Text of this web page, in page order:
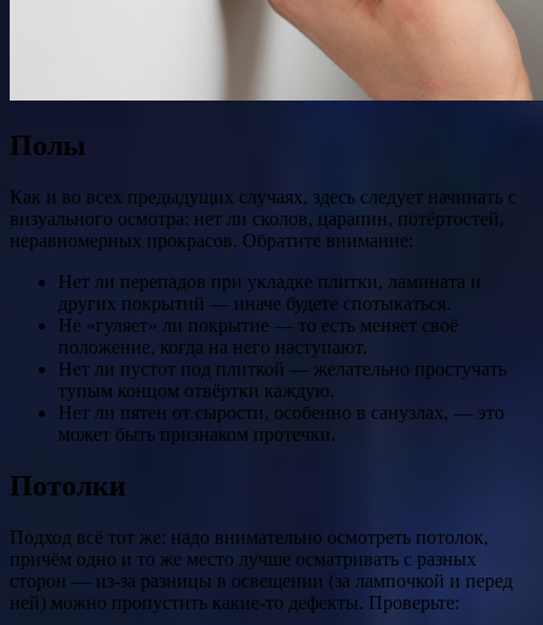
Полы
Как и во всех предыдущих случаях, здесь следует начинать с
визуального осмотра: нет ли сколов, царапин, потёртостей,
неравномерных прокрасов. Обратите внимание:
Нет ли перепадов при укладке плитки, ламината и
других покрытий — иначе будете спотыкаться.
Не «гуляет» ли покрытие — то есть меняет своё
положение, когда на него наступают.
Нет ли пустот под плиткой — желательно простучать
тупым концом отвёртки каждую.
Нет ли пятен от сырости, особенно в санузлах, — это
может быть признаком протечки.
Потолки
Подход всё тот же: надо внимательно осмотреть потолок,
причём одно и то же место лучше осматривать с разных
сторон — из-за разницы в освещении (за лампочкой и перед
ней) можно пропустить какие-то дефекты. Проверьте: